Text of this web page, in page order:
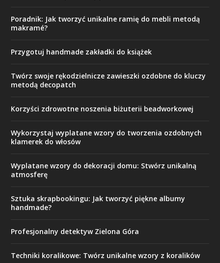
Poradnik: Jak tworzyć unikalne ramię do mebli metodą
makramé?
Przygotuj handmade zakładki do książek
Twórz swoje rękodzielnicze zawieszki ozdobne do kluczy
metodą decopatch
Korzyści zdrowotne noszenia biżuterii beadworkowej
Wykorzystaj wyplatane wzory do tworzenia ozdobnych
klamerek do włosów
Wyplatane wzory do dekoracji domu: Stwórz unikalną
atmosferę
Sztuka skrapbookingu: Jak tworzyć piękne albumy
handmade?
Profesjonalny detektyw Zielona Góra
Techniki koralikowe: Twórz unikalne wzory z koralików